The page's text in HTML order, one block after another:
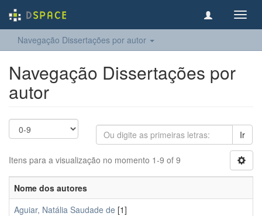
Navegação Dissertações por autor
Navegação Dissertações por
autor
Ir
Itens para a visualização no momento 1-9 of 9
Nome dos autores
Aguiar, Natália Saudade de [1]